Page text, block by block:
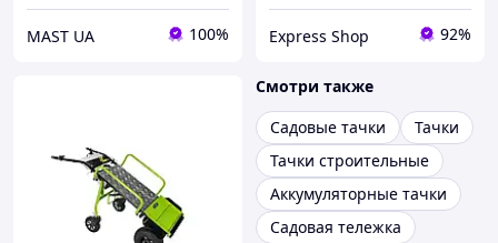
MAST UA 100% Express Shop 92%
Смотри также
Садовые тачки
Тачки
Тачки строительные
Аккумуляторные тачки
Садовая тележка